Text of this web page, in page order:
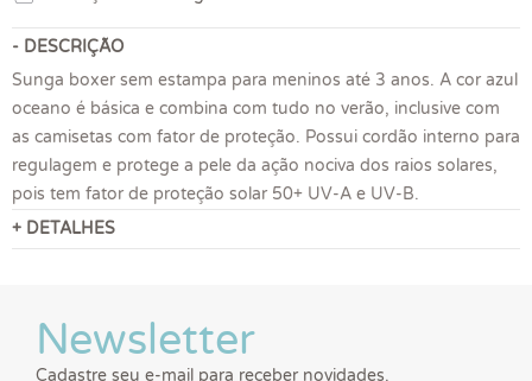
- DESCRIÇÃO
Sunga boxer sem estampa para meninos até 3 anos. A cor azul
oceano é básica e combina com tudo no verão, inclusive com
as camisetas com fator de proteção. Possui cordão interno para
regulagem e protege a pele da ação nociva dos raios solares,
pois tem fator de proteção solar 50+ UV-A e UV-B.
+ DETALHES
Newsletter
Cadastre seu e-mail para receber novidades.